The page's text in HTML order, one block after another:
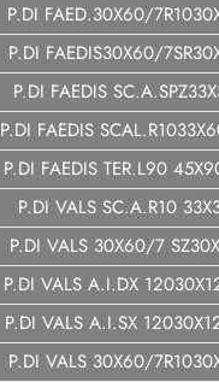
P.DI FAED.30X60/
P.DI FAEDIS30X60/
P.DI FAEDIS
P.DI FAEDIS
P.DI FAEDIS TER.L90
P.DI VALS SC.A.R10
P.DI VALS 30X60/7
P.DI VALS A.I.DX
P.DI VALS A.I.SX
P.DI VALS 30X60/